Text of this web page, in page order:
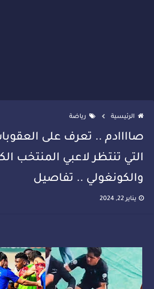
الرئيسية رياضة
صاااادم .. تعرف على
التي تنتظر لاعبي المنتخب
والكونغولي .. تفاصيل
يناير 22, 2024